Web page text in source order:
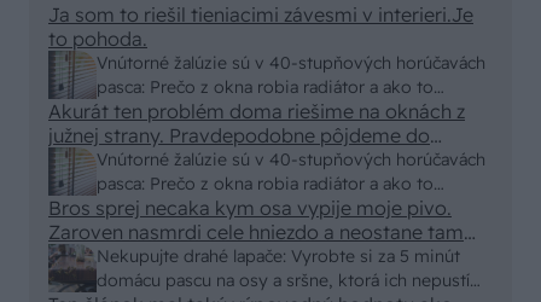
Vnútorné žalúzie sú v 40-stupňových horúčavách
pasca: Prečo z okna robia radiátor a ako to
vyriešiť za pár eur?
Ja som to riešil tieniacimi závesmi v interieri.Je
to pohoda.
Vnútorné žalúzie sú v 40-stupňových horúčavách
pasca: Prečo z okna robia radiátor a ako to
vyriešiť za pár eur?
Akurát ten problém doma riešime na oknách z
južnej strany. Pravdepodobne pôjdeme do
vonkajšieho tienenia na spôsob markízy
250x150cm. Čínsky predajcovia idú okolo 100
eur kus.
Nekupujte drahé lapače: Vyrobte si za 5 minút
domácu pascu na osy a sršne, ktorá ich nepustí
Bros sprej necaka kym osa vypije moje pivo.
Zaroven nasmrdi cele hniezdo a neostane tam
nic zive. Vasa pasca naucinke moc efektivne.
Skor pritiahne slimaky